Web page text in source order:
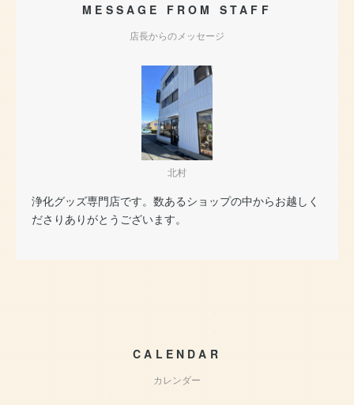
MESSAGE FROM STAFF
店長からのメッセージ
北村
浄化グッズ専門店です。数あるショップの中からお越しく
ださりありがとうございます。
CALENDAR
カレンダー